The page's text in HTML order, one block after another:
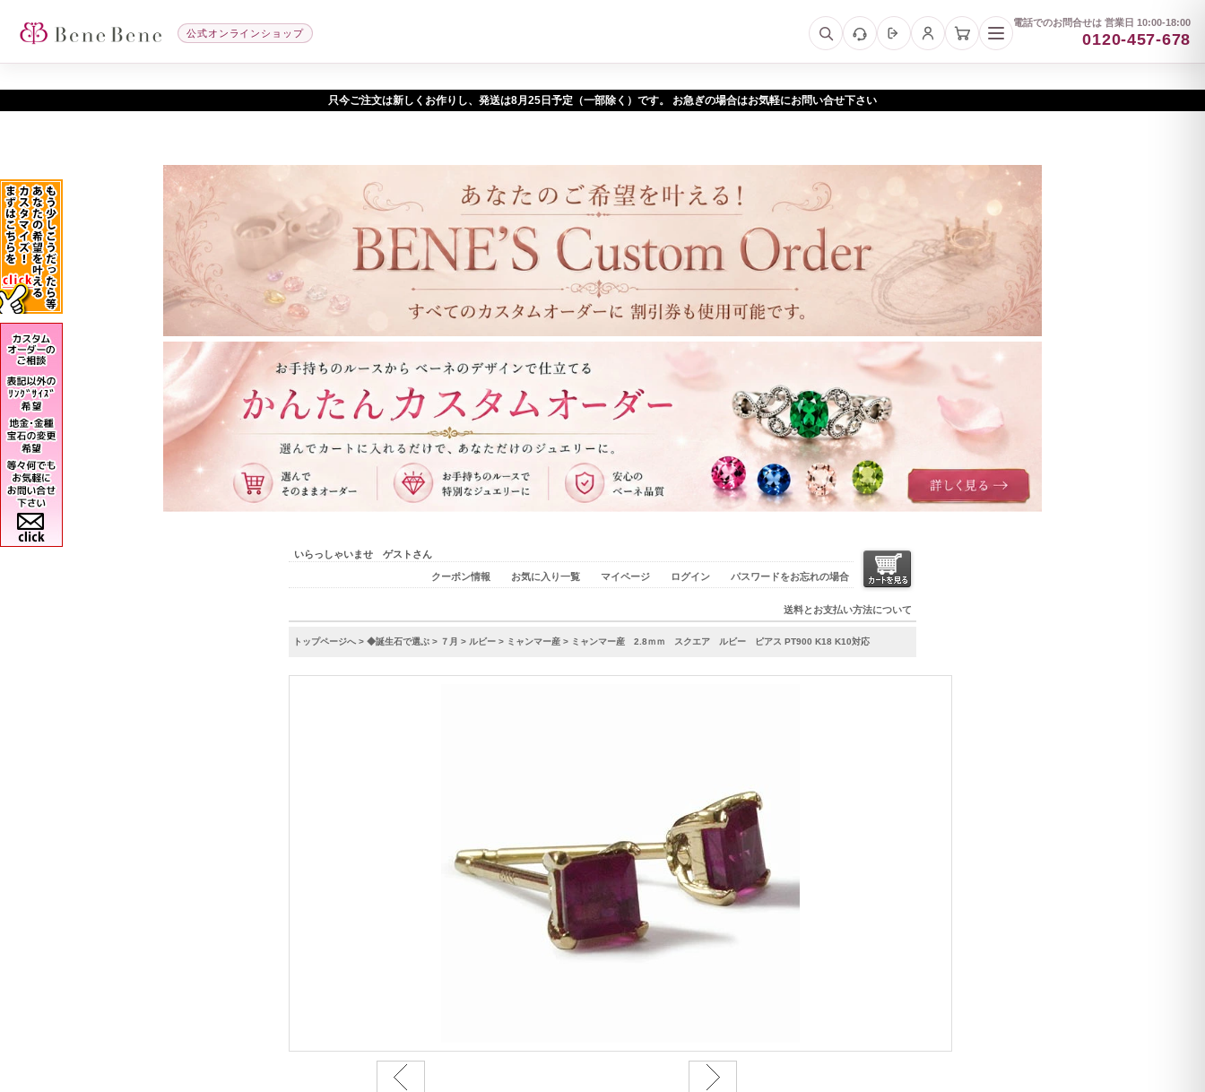
只今ご注文は新しくお作りし、発送は 予定（一部除く）です。 お急ぎの場合はお気軽にお問い合せ下さい
公式オンラインショップ
電話でのお問合せは 営業日 10:00-18:00
0120-457-678
いらっしゃいませ ゲストさん
クーポン情報 お気に入り一覧 マイページ ログイン パスワードをお忘れの場合
送料とお支払い方法について
トップページへ > ◆誕生石で選ぶ > ７月 > ルビー > ミャンマー産 > ミャンマー産 2.8ｍｍ スクエア ルビー ピアス PT900 K18 K10対応